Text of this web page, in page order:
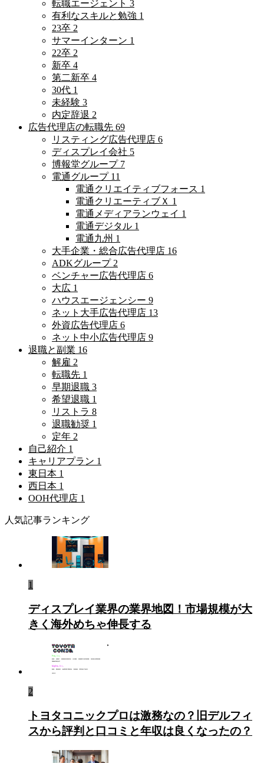
転職エージェント 3
有利なスキルと勉強 1
23卒 2
サマーインターン 1
22卒 2
新卒 4
第二新卒 4
30代 1
未経験 3
内定辞退 2
広告代理店の転職先 69
リスティング広告代理店 6
ディスプレイ会社 5
博報堂グループ 7
電通グループ 11
電通クリエイティブフォース 1
電通クリエーティブＸ 1
電通メディアランウェイ 1
電通デジタル 1
電通九州 1
大手企業・総合広告代理店 16
ADKグループ 2
ベンチャー広告代理店 6
大広 1
ハウスエージェンシー 9
ネット大手広告代理店 13
外資広告代理店 6
ネット中小広告代理店 9
退職と副業 16
解雇 2
転職先 1
早期退職 3
希望退職 1
リストラ 8
退職勧奨 1
定年 2
自己紹介 1
キャリアプラン 1
東日本 1
西日本 1
OOH代理店 1
人気記事ランキング
1
ディスプレイ業界の業界地図！市場規模が大
きく海外めちゃ伸長する
2
トヨタコニックプロは激務なの？旧デルフィ
スから評判と口コミと年収は良くなったの？